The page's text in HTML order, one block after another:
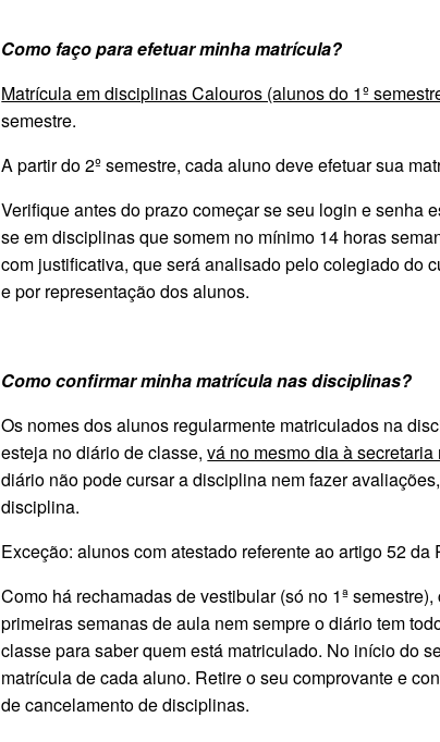
Como faço para efetuar minha matrícula?
Matrícula em disciplinas Calouros (alunos do 1º
semestre.
A partir do 2º semestre, cada aluno deve efetuar sua
Verifique antes do prazo começar se seu login e senha
se em disciplinas que somem no mínimo 14 horas
com justificativa, que será analisado pelo colegiado do
e por representação dos alunos.
Como confirmar minha matrícula nas disciplinas?
Os nomes dos alunos regularmente matriculados na
esteja no diário de classe,vá no mesmo dia à
diário não pode cursar a disciplina nem fazer
disciplina.
Exceção: alunos com atestado referente ao artigo 52
Como há rechamadas de vestibular (só no 1ª
primeiras semanas de aula nem sempre o diário tem
classe para saber quem está matriculado. No início do
matrícula de cada aluno. Retire o seu comprovante e
de cancelamento de disciplinas.